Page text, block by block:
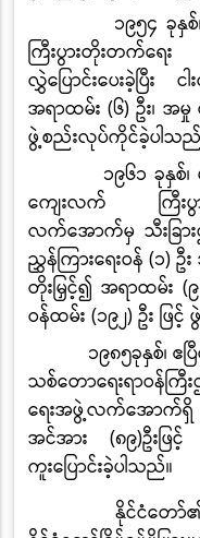
၁၉၅၄ ခုနှ
ကြီးပွားတိုးတက်ရ
လွှဲပြောင်းပေးခဲ့ပြီး
အရာထမ်း (၆)ဦး၊ အ
ဖွဲ့စည်းလုပ်ကိုင်ခဲ့ပါသည်
၁၉၆၁ ခုနှစ်
ကျေးလက် ကြီးပွ
လက်အောက်မှ သီးခြာ
ညွှန်ကြားရေးဝန် (၁) ဦ
တိုးမြှင့်၍ အရာထမ်း(
ဝန်ထမ်း (၁၉၂) ဦး ဖြ
၁၉၈၅ခုနှစ်၊
သစ်တောရေးရာဝန်ကြီ
ရေးအဖွဲ့လက်အောက်
အင်အား (၈၉)ဦးဖြ
ကူးပြောင်းခဲ့ပါသည်။
နိုင်ငံတော်